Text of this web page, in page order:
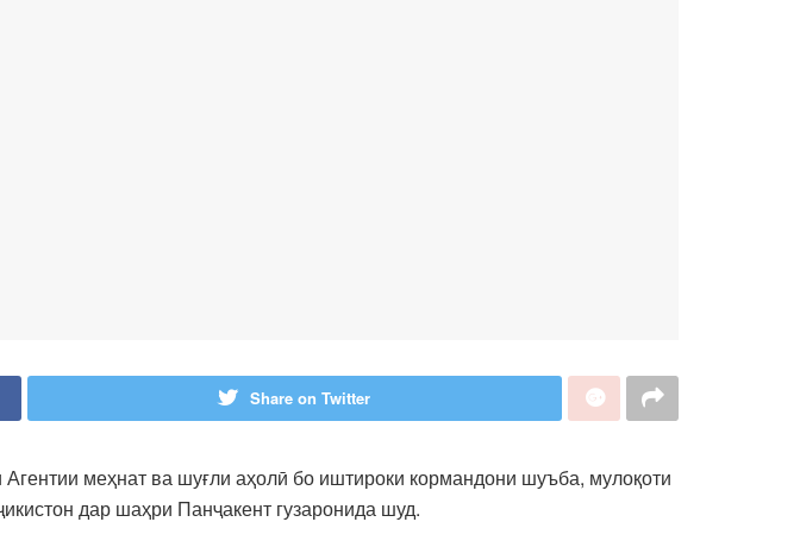
Share on Twitter
меҳнат ва шуғли аҳолӣ бо иштироки кормандони шуъба, мулоқоти
дар шаҳри Панҷакент гузаронида шуд.